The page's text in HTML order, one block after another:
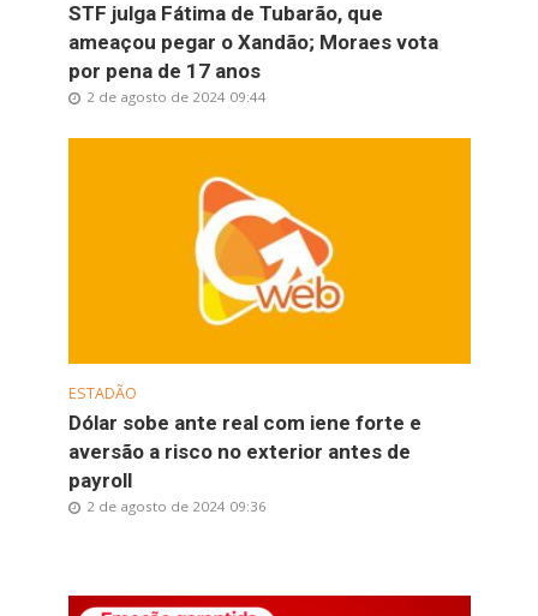
STF julga Fátima de Tubarão, que
ameaçou pegar o Xandão; Moraes vota
por pena de 17 anos
2 de agosto de 2024 09:44
ESTADÃO
Dólar sobe ante real com iene forte e
aversão a risco no exterior antes de
payroll
2 de agosto de 2024 09:36